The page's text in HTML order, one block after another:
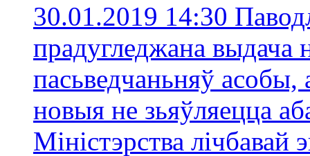
30.01.2019 14:30
прадугледжана выдача
пасьведчаньняў
новыя не зьяўляецца
Міністэрства лічбавай